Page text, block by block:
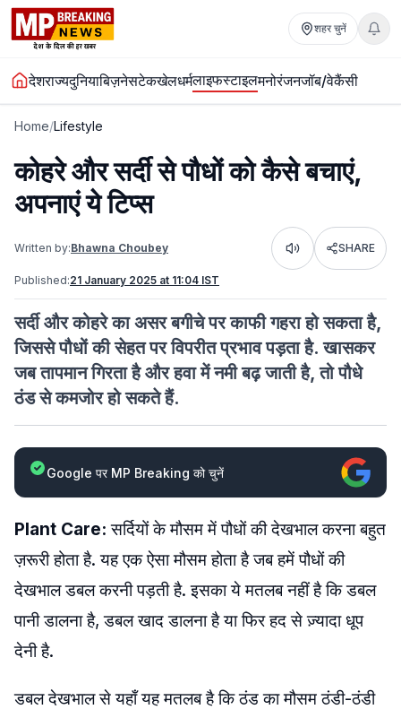
शहर चुनें
देशराज्यदुनियाबिज़नेसटेकखेलधर्मलाइफस्टाइलमनोरंजनजॉब/वेकैंसी
Home/Lifestyle
कोहरे और सर्दी से पौधों को कैसे बचाएं,
अपनाएं ये टिप्स
Written by:Bhawna Choubey Listen SHARE
Published:21 January 2025 at 11:04 IST
सर्दी और कोहरे का असर बगीचे पर काफी गहरा हो सकता है,
जिससे पौधों की सेहत पर विपरीत प्रभाव पड़ता है. खासकर
जब तापमान गिरता है और हवा में नमी बढ़ जाती है, तो पौधे
ठंड से कमजोर हो सकते हैं.
Google पर MP Breaking को चुनें
Plant Care: सर्दियों के मौसम में पौधों की देखभाल करना बहुत
ज़रूरी होता है. यह एक ऐसा मौसम होता है जब हमें पौधों की
देखभाल डबल करनी पड़ती है. इसका ये मतलब नहीं है कि डबल
पानी डालना है, डबल खाद डालना है या फिर हद से ज़्यादा धूप
देनी है.
डबल देखभाल से यहाँ यह मतलब है कि ठंड का मौसम ठंडी-ठंडी